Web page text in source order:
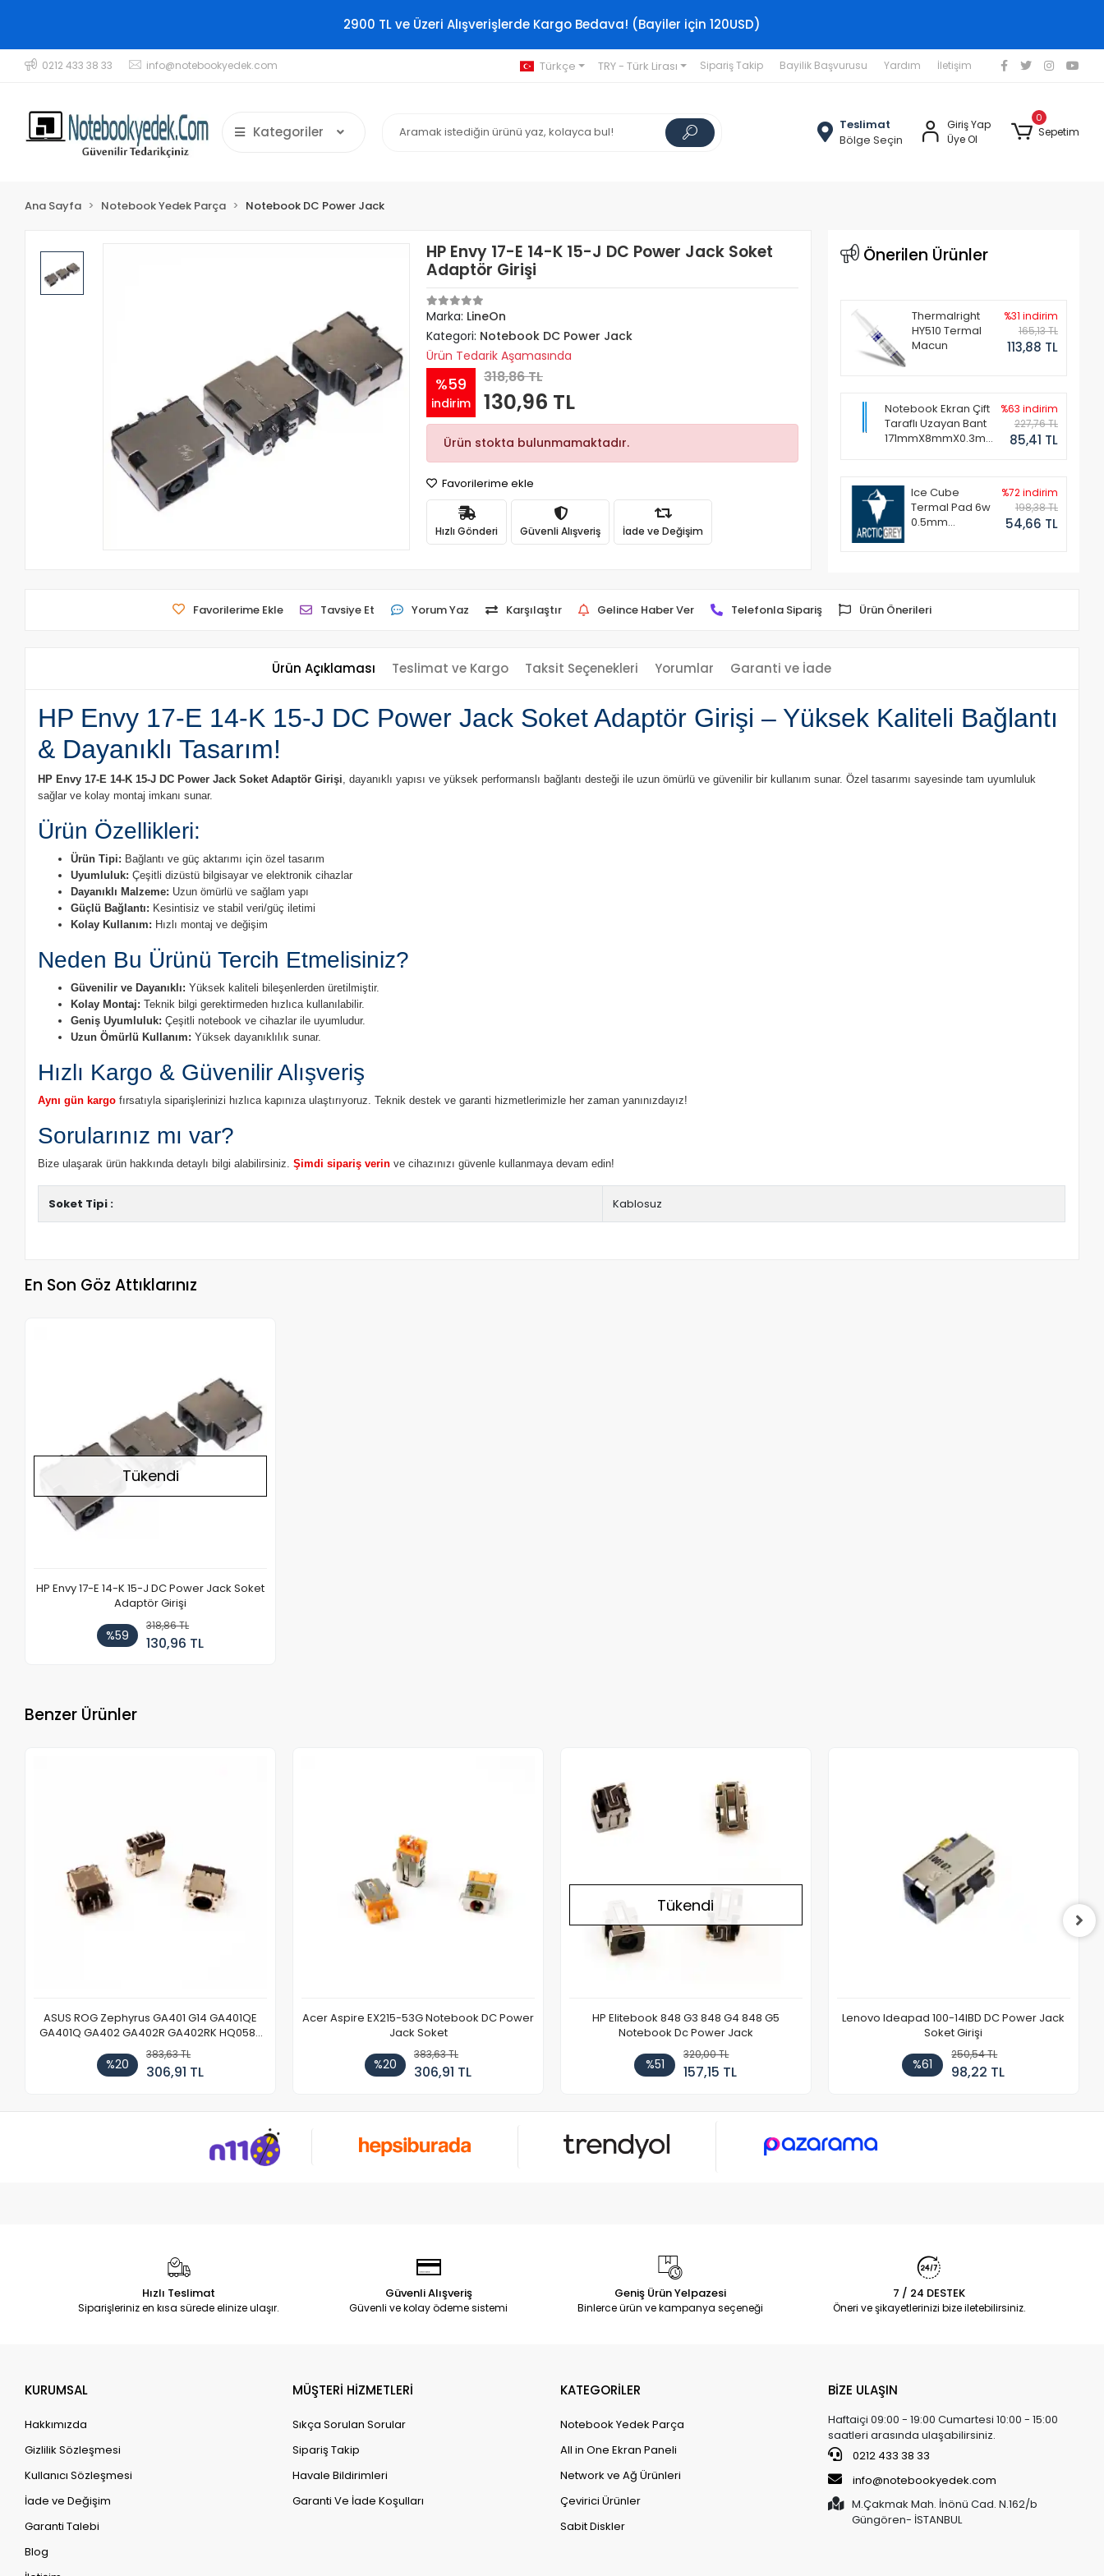
2900 TL ve Üzeri Alışverişlerde Kargo Bedava! (Bayiler için 120USD)
0212 433 38 33 info@notebookyedek.com Türkçe TRY - Türk Lirası Sipariş Takip Bayilik Başvurusu Yardım İletişim
Kategoriler
Teslimat
Bölge Seçin
Giriş Yap
Üye Ol
0
Sepetim
Ana Sayfa Notebook Yedek Parça Notebook DC Power Jack
HP Envy 17-E 14-K 15-J DC Power Jack Soket
Adaptör Girişi
Marka: LineOn
Kategori: Notebook DC Power Jack
Ürün Tedarik Aşamasında
%59
indirim
318,86 TL
130,96 TL
Ürün stokta bulunmamaktadır.
Favorilerime ekle
Hızlı Gönderi Güvenli Alışveriş İade ve Değişim
Önerilen Ürünler
Thermalright
HY510 Termal
Macun
%31 indirim
165,13 TL
113,88 TL
Notebook Ekran Çift
Taraflı Uzayan Bant
171mmX8mmX0.3mm
%63 indirim
227,76 TL
85,41 TL
Ice Cube
Termal Pad 6w
0.5mm
%72 indirim
198,38 TL
54,66 TL
Favorilerime Ekle Tavsiye Et Yorum Yaz Karşılaştır Gelince Haber Ver Telefonla Sipariş Ürün Önerileri
Ürün Açıklaması Teslimat ve Kargo Taksit Seçenekleri Yorumlar Garanti ve İade
HP Envy 17-E 14-K 15-J DC Power Jack Soket Adaptör Girişi – Yüksek Kaliteli Bağlantı
& Dayanıklı Tasarım!
HP Envy 17-E 14-K 15-J DC Power Jack Soket Adaptör Girişi, dayanıklı yapısı ve yüksek performanslı bağlantı desteği ile uzun ömürlü ve güvenilir bir kullanım sunar. Özel tasarımı sayesinde tam uyumluluk
sağlar ve kolay montaj imkanı sunar.
Ürün Özellikleri:
Ürün Tipi: Bağlantı ve güç aktarımı için özel tasarım
Uyumluluk: Çeşitli dizüstü bilgisayar ve elektronik cihazlar
Dayanıklı Malzeme: Uzun ömürlü ve sağlam yapı
Güçlü Bağlantı: Kesintisiz ve stabil veri/güç iletimi
Kolay Kullanım: Hızlı montaj ve değişim
Neden Bu Ürünü Tercih Etmelisiniz?
Güvenilir ve Dayanıklı: Yüksek kaliteli bileşenlerden üretilmiştir.
Kolay Montaj: Teknik bilgi gerektirmeden hızlıca kullanılabilir.
Geniş Uyumluluk: Çeşitli notebook ve cihazlar ile uyumludur.
Uzun Ömürlü Kullanım: Yüksek dayanıklılık sunar.
Hızlı Kargo & Güvenilir Alışveriş
Aynı gün kargo fırsatıyla siparişlerinizi hızlıca kapınıza ulaştırıyoruz. Teknik destek ve garanti hizmetlerimizle her zaman yanınızdayız!
Sorularınız mı var?
Bize ulaşarak ürün hakkında detaylı bilgi alabilirsiniz.Şimdi sipariş verin ve cihazınızı güvenle kullanmaya devam edin!
Soket Tipi : Kablosuz
En Son Göz Attıklarınız
Tükendi
HP Envy 17-E 14-K 15-J DC Power Jack Soket
Adaptör Girişi
%59
318,86 TL
130,96 TL
Benzer Ürünler
ASUS ROG Zephyrus GA401 G14 GA401QE
GA401Q GA402 GA402R GA402RK HQ058T
GA503QR GA503QS GA503QM GA503QE
GX650 Notebook DC Power Jack Soketi
%20
383,63 TL
306,91 TL
Acer Aspire EX215-53G Notebook DC Power
Jack Soket
%20
383,63 TL
306,91 TL
Tükendi
HP Elitebook 848 G3 848 G4 848 G5
Notebook Dc Power Jack
%51
320,00 TL
157,15 TL
Lenovo Ideapad 100-14IBD DC Power Jack
Soket Girişi
%61
250,54 TL
98,22 TL
Hızlı Teslimat
Siparişleriniz en kısa sürede elinize ulaşır.
Güvenli Alışveriş
Güvenli ve kolay ödeme sistemi
Geniş Ürün Yelpazesi
Binlerce ürün ve kampanya seçeneği
7 / 24 DESTEK
Öneri ve şikayetlerinizi bize iletebilirsiniz.
KURUMSAL
Hakkımızda
Gizlilik Sözleşmesi
Kullanıcı Sözleşmesi
İade ve Değişim
Garanti Talebi
Blog
MÜŞTERİ HİZMETLERİ
Sıkça Sorulan Sorular
Sipariş Takip
Havale Bildirimleri
Garanti Ve İade Koşulları
KATEGORİLER
Notebook Yedek Parça
All in One Ekran Paneli
Network ve Ağ Ürünleri
Çevirici Ürünler
Sabit Diskler
BİZE ULAŞIN
Haftaiçi 09:00 - 19:00 Cumartesi 10:00 - 15:00
saatleri arasında ulaşabilirsiniz.
0212 433 38 33
info@notebookyedek.com
M.Çakmak Mah. İnönü Cad. N.162/b
Güngören- İSTANBUL